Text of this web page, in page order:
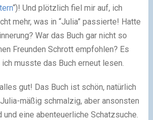
“)! Und plötzlich fiel mir auf, ich
mehr, was in “Julia” passierte! Hatte
War das Buch gar nicht so
Freunden Schrott empfohlen? Es
musste das Buch erneut lesen.
gut! Das Buch ist schön, natürlich
mäßig schmalzig, aber ansonsten
und eine abenteuerliche Schatzsuche.